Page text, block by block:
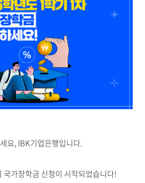
요, IBK기업은행입니다.
국가장학금 신청이 시작되었습니다!